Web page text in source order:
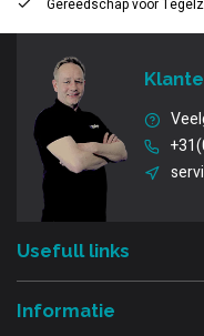
Gereedschap voor
Usefull links
Informatie